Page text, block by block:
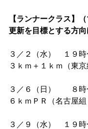
【ランナークラス】
更新を目標とする方向
３／２（水）　１９
３ｋｍ＋１ｋｍ（東京
３／６（日）　　８
６ｋｍＰＲ（名古屋組
３／９（水）　１９